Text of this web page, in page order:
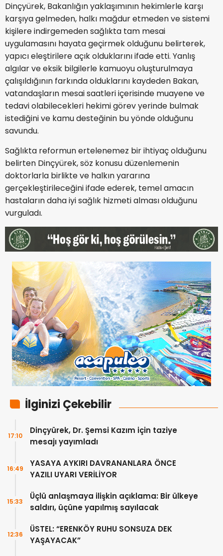
Dinçyürek, Bakanlığın yaklaşımının hekimlerle karşı
karşıya gelmeden, halkı mağdur etmeden ve sistemi
kişilere indirgemeden sağlıkta tam mesai
uygulamasını hayata geçirmek olduğunu belirterek,
yapıcı eleştirilere açık olduklarını ifade etti. Yanlış
algılar ve eksik bilgilerle kamuoyu oluşturulmaya
çalışıldığının farkında olduklarını kaydeden Bakan,
vatandaşların mesai saatleri içerisinde muayene ve
tedavi olabilecekleri hekimi görev yerinde bulmak
istediğini ve kamu desteğinin bu yönde olduğunu
savundu.
Sağlıkta reformun ertelenemez bir ihtiyaç olduğunu
belirten Dinçyürek, söz konusu düzenlemenin
doktorlarla birlikte ve halkın yararına
gerçekleştirileceğini ifade ederek, temel amacın
hastaların daha iyi sağlık hizmeti alması olduğunu
vurguladı.
İlginizi Çekebilir
Dinçyürek, Dr. Şemsi Kazım için taziye
mesajı yayımladı
17:10
YASAYA AYKIRI DAVRANANLARA ÖNCE
YAZILI UYARI VERİLİYOR
16:49
Üçlü anlaşmaya ilişkin açıklama: Bir ülkeye
saldırı, üçüne yapılmış sayılacak
15:33
ÜSTEL: “ERENKÖY RUHU SONSUZA DEK
YAŞAYACAK”
12:36